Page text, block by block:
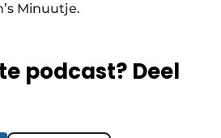
Minuutje.
podcast? Deel